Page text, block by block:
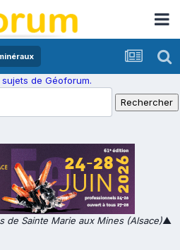
de Géoforum.
de Sainte Marie aux Mines (Alsace)▲